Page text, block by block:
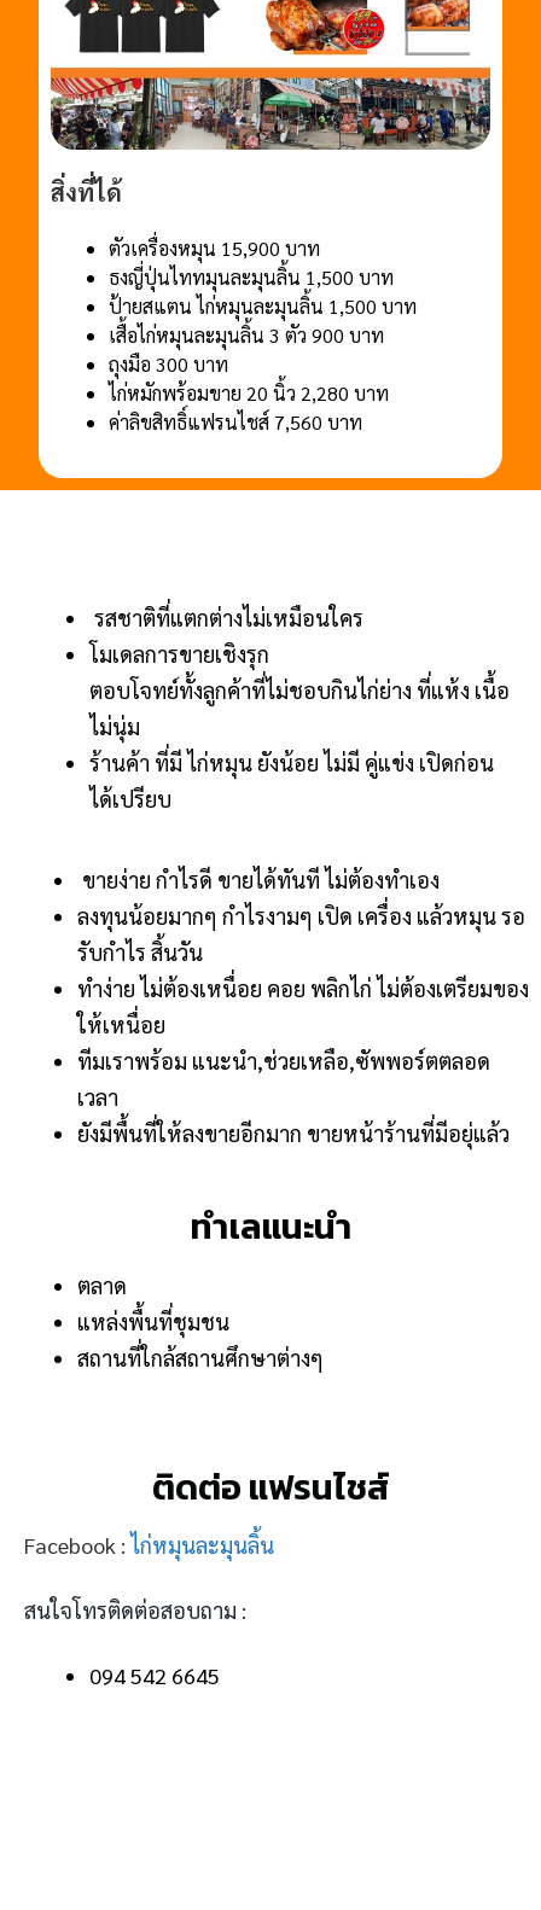
สิ่งที่ได้
ตัวเครื่องหมุน 15,900 บาท
ธงญี่ปุ่นไททมุนละมุนลิ้น 1,500 บาท
ป้ายสแตน ไก่หมุนละมุนลิ้น 1,500 บาท
เสื้อไก่หมุนละมุนลิ้น 3 ตัว 900 บาท
ถุงมือ 300 บาท
ไก่หมักพร้อมขาย 20 นิ้ว 2,280 บาท
ค่าลิขสิทธิ์แฟรนไชส์ 7,560 บาท
รสชาติที่แตกต่างไม่เหมือนใคร
โมเดลการขายเชิงรุก
ตอบโจทย์ทั้งลูกค้าที่ไม่ชอบกินไก่ย่าง ที่แห้ง เนื้อ
ไม่นุ่ม
ร้านค้า ที่มี ไก่หมุน ยังน้อย ไม่มี คู่แข่ง เปิดก่อน
ได้เปรียบ
ขายง่าย กำไรดี ขายได้ทันที ไม่ต้องทำเอง
ลงทุนน้อยมากๆ กำไรงามๆ เปิด เครื่อง แล้วหมุน รอ
รับกำไร สิ้นวัน
ทำง่าย ไม่ต้องเหนื่อย คอย พลิกไก่ ไม่ต้องเตรียมของ
ให้เหนื่อย
ทีมเราพร้อม แนะนำ,ช่วยเหลือ,ซัพพอร์ตตลอด
เวลา
ยังมีพื้นที่ให้ลงขายอีกมาก ขายหน้าร้านที่มีอยุ่แล้ว
ทำเลแนะนำ
ตลาด
แหล่งพื้นที่ชุมชน
สถานที่ใกล้สถานศึกษาต่างๆ
ติดต่อ แฟรนไชส์
Facebook : ไก่หมุนละมุนลิ้น
สนใจโทรติดต่อสอบถาม :
094 542 6645